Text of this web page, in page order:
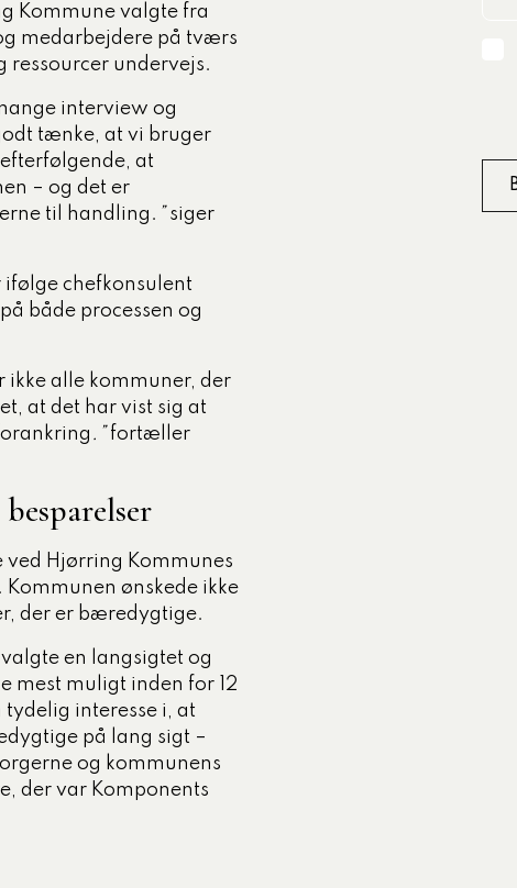
Kommune valgte fra
medarbejdere på tværs
undervejs.
interview og
tænke, at vi bruger
at
– og det er
til handling. ”siger
ifølge chefkonsulent
både processen og
ikke alle kommuner, der
at det har vist sig at
.”fortæller
Hjørring Kommunes
ønskede ikke
der er bæredygtige.
en langsigtet og
mest muligt inden for 12
interesse i, at
på lang sigt –
og kommunens
der var Komponents